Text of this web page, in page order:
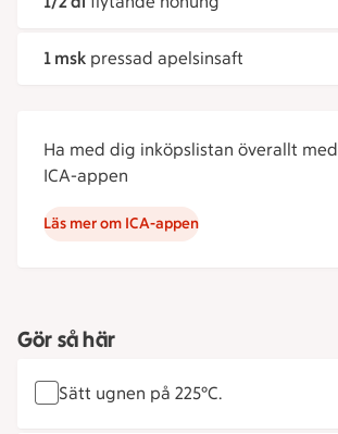
1 msk pressad apelsinsaft
Ha med dig inköpslistan överallt med
ICA-appen
Läs mer om ICA-appen
Gör så här
Sätt ugnen på 225°C.